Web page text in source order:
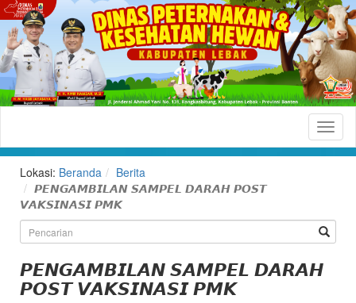
Peternakan
dan
Kesehatan
Hewan
Kabupaten
Situs
Lokasi: Beranda
Berita
𝙋𝙀𝙉𝙂𝘼𝙈𝘽𝙄𝙇𝘼𝙉 𝙎𝘼𝙈𝙋𝙀𝙇 𝘿𝘼𝙍𝘼𝙃 𝙋𝙊𝙎𝙏
𝙑𝘼𝙆𝙎𝙄𝙉𝘼𝙎𝙄 𝙋𝙈𝙆
𝙋𝙀𝙉𝙂𝘼𝙈𝘽𝙄𝙇𝘼𝙉 𝙎𝘼𝙈𝙋𝙀𝙇 𝘿𝘼𝙍𝘼𝙃
𝙋𝙊𝙎𝙏 𝙑𝘼𝙆𝙎𝙄𝙉𝘼𝙎𝙄 𝙋𝙈𝙆